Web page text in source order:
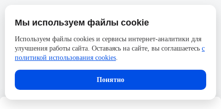
Производитель
Серия
Acti 9
Номинальный ток
Напряжение, В
250
Количество полюсов
Пожалуйста, авторизуйтесь, чтобы иметь
возможность оставлять вопросы.
Представленные изображения и характеристики могут отличаться от реального
без предварительного уведомления. Компания АйДистрибьют не несёт
ответственности в случае не соответствия текущей модели товаров фотографиям,
размещённым в карточке товара.
Мы используем файлы cookie
Используем файлы cookies и сервисы интернет-аналитики для
улучшения работы сайта. Оставаясь на сайте, вы соглашаетесь с
политикой использования cookies.
Понятно